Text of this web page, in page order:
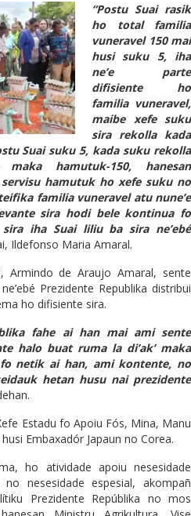
“Postu Suai rasik
ho total familia
vuneravel 150 mai
husi suku 5, iha
ne’e parte
difisiente ho
familia vuneravel,
maibe xefe suku
sira rekolla kada
Suai suku 5, kada suku rekolla
maka hamutuk-150, hanesan
hamutuk ho xefe suku no
familia vuneravel atu nune’e
sira hodi bele kontinua fo
iha Suai liliu ba sira ne’ebé
Ildefonso Maria Amaral.
Armindo de Araujo Amaral, sente
Prezidente Republika distribui
ho difisiente sira.
fahe ai han mai ami sente
halo buat ruma la di’ak’ maka
netik ai han, ami kontente, no
hetan husu nai prezidente
Estadu fo Apoiu Fós, Mina, Manu
Embaxadór Japaun no Corea.
ho atividade apoiu nesesidade
nesesidade espesial, akompañ
Prezidente Repúblika no mos